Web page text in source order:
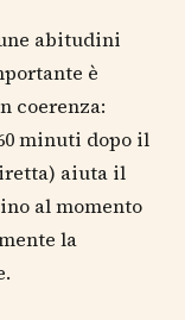
abitudini
è
coerenza:
minuti dopo il
aiuta il
al momento
la